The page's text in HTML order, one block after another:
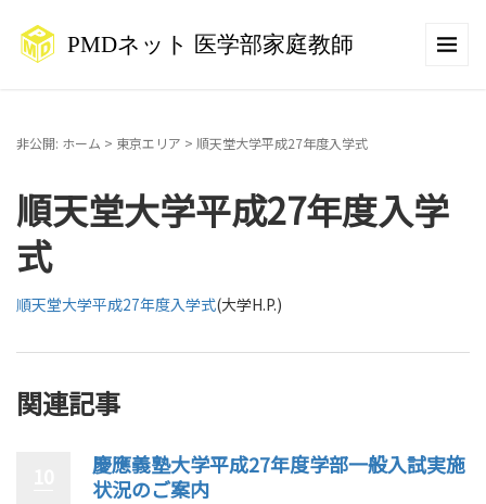
非公開: ホーム > 東京エリア > 順天堂大学平成27年度入学式
順天堂大学平成27年度入学
式
順天堂大学平成27年度入学式(大学H.P.)
関連記事
慶應義塾大学平成27年度学部一般入試実施
状況のご案内